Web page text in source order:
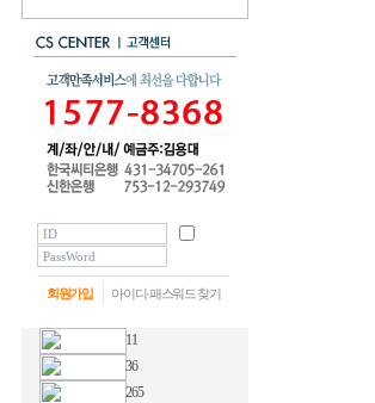
회원가입 아이디·패스워드 찾기
11
36
265